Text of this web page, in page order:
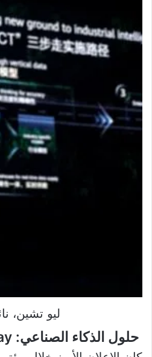
ليو تشين،
حلول الذكاء الصناعي: ACT Pathway